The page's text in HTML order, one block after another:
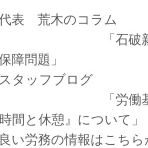
荒木のコラム
新総裁
障問題」
ッフブログ
基準法
間と休憩』について」
労務の情報はこち